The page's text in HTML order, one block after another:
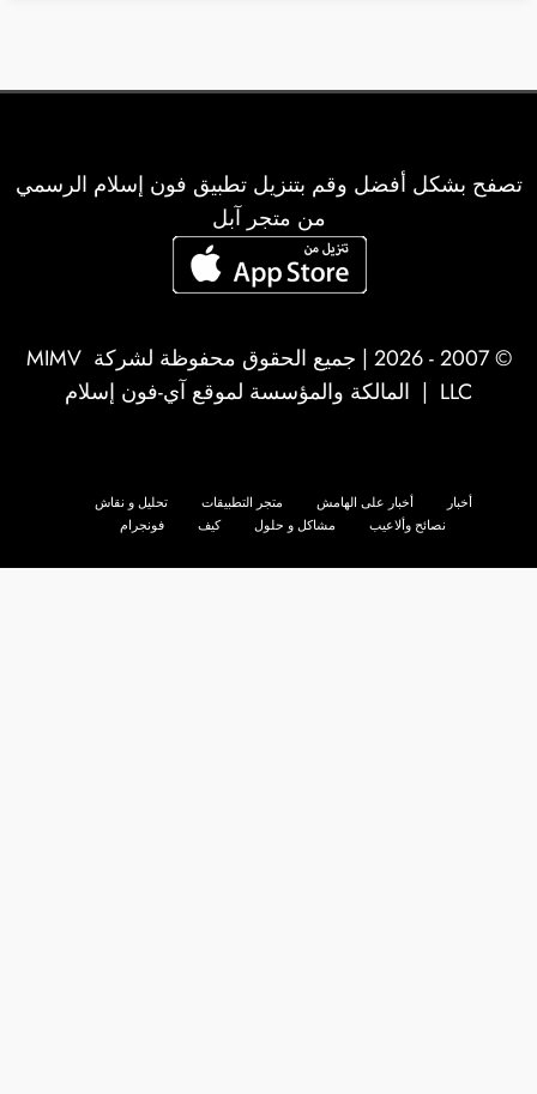
تصفح بشكل أفضل وقم بتنزيل تطبيق فون إسلام الرسمي
من متجر آبل
© 2007 - 2026 | جميع الحقوق محفوظة لشركة
MIMV
LLC | المالكة والمؤسسة لموقع آي-فون إسلام
أخبار أخبار على الهامش متجر التطبيقات
تحليل و نقاش
نصائح وألاعيب
مشاكل و حلول كيف فونجرام